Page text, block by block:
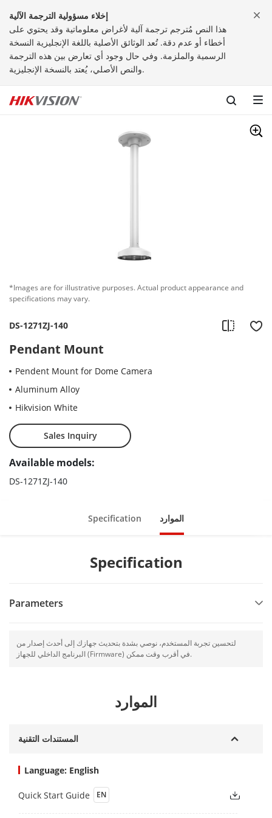
إخلاء مسؤولية الترجمة الآلية
هذا النص مُترجم ترجمة آلية لأغراض معلوماتية وقد يحتوي على
أخطاء أو عدم دقة. تُعد الوثائق الأصلية باللغة الإنجليزية النسخة
الرسمية والملزمة. وفي حال وجود أي تعارض بين هذه الترجمة
والنص الأصلي، يُعتد بالنسخة الإنجليزية.
*Images are for illustrative purposes. Actual product appearance and
specifications may vary.
DS-1271ZJ-140
Pendant Mount
Pendent Mount for Dome Camera
Aluminum Alloy
Hikvision White
Sales Inquiry
Available models:
DS-1271ZJ-140
Specification الموارد
Specification
Parameters
لتحسين تجربة المستخدم، نوصي بشدة بتحديث جهازك إلى أحدث إصدار من
البرنامج الداخلي للجهاز (Firmware) في أقرب وقت ممكن.
الموارد
المستندات التقنية
Language: English
Quick Start Guide EN